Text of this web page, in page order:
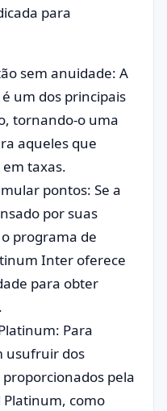
para
sem anuidade: A
um dos principais
tornando-o uma
aqueles que
taxas.
pontos: Se a
por suas
programa de
Inter oferece
para obter
Para
usufruir dos
pela
como